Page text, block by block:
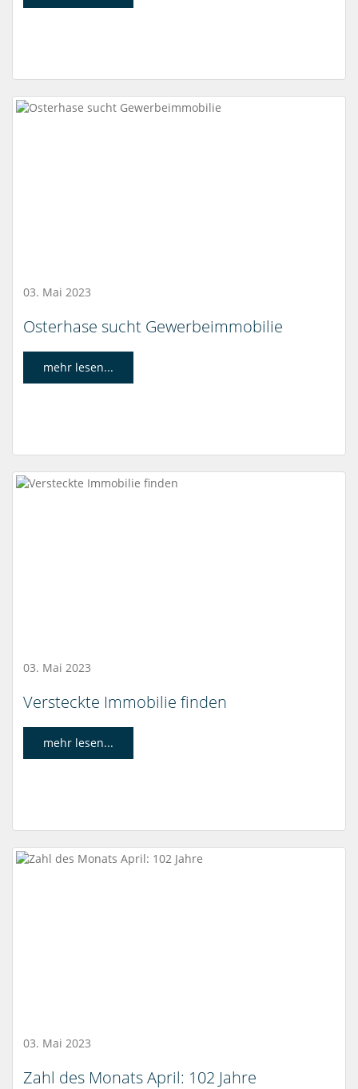
03. Mai 2023
Osterhase sucht Gewerbeimmobilie
mehr lesen...
03. Mai 2023
Versteckte Immobilie finden
mehr lesen...
03. Mai 2023
Zahl des Monats April: 102 Jahre